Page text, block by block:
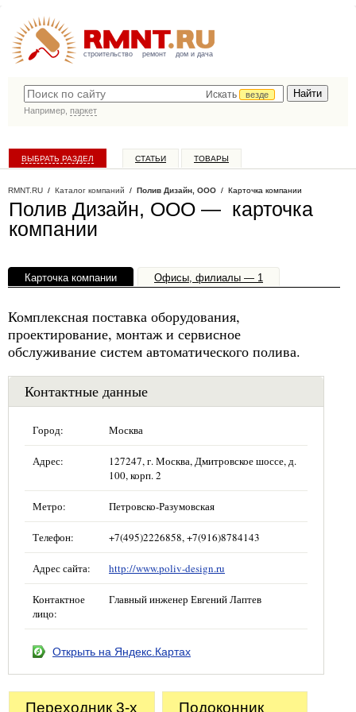
строительство ремонт дом и дача
Искать
везде
Например, паркет
ВЫБРАТЬ РАЗДЕЛ СТАТЬИ ТОВАРЫ
RMNT.RU / Каталог компаний / Полив Дизайн, ООО / Карточка компании
Полив Дизайн, ООО — карточка
компании
Карточка компании Офисы, филиалы — 1
Комплексная поставка оборудования,
проектирование, монтаж и сервисное
обслуживание систем автоматического полива.
Контактные данные
Город: Москва
Адрес:
127247, г. Москва, Дмитровское шоссе, д.
100, корп. 2
Метро: Петровско-Разумовская
Телефон: +7(495)2226858, +7(916)8784143
Адрес сайта: http://www.poliv-design.ru
Контактное
лицо:
Главный инженер Евгений Лаптев
Открыть на Яндекс.Картах
Переходник 3-х
Подоконник